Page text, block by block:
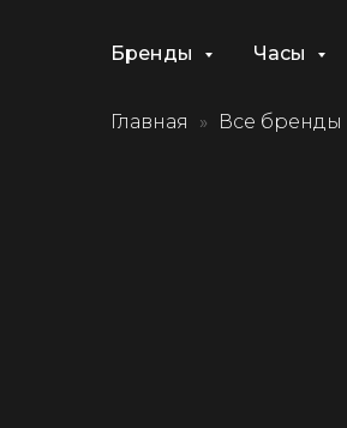
Бренды Часы
Главная Все бренды